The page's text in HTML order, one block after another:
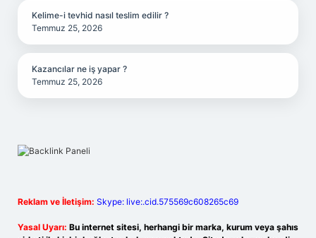
Kelime-i tevhid nasıl teslim edilir ?
Temmuz 25, 2026
Kazancılar ne iş yapar ?
Temmuz 25, 2026
Reklam ve İletişim: Skype: live:.cid.575569c608265c69
Yasal Uyarı: Bu internet sitesi, herhangi bir marka, kurum veya şahıs